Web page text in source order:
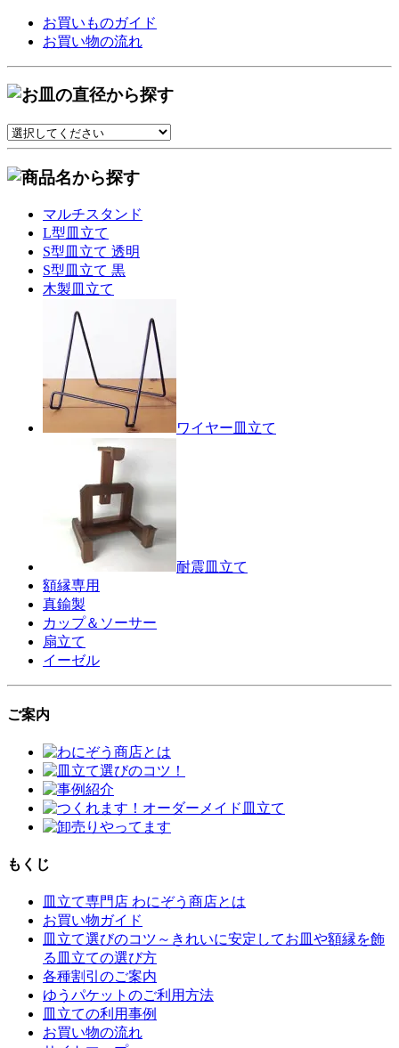
お買いものガイド
お買い物の流れ
マルチスタンド
L型皿立て
S型皿立て 透明
S型皿立て 黒
木製皿立て
ワイヤー皿立て
耐震皿立て
額縁専用
真鍮製
カップ＆ソーサー
扇立て
イーゼル
ご案内
もくじ
皿立て専門店 わにぞう商店とは
お買い物ガイド
皿立て選びのコツ～きれいに安定してお皿や額縁を飾
る皿立ての選び方
各種割引のご案内
ゆうパケットのご利用方法
皿立ての利用事例
お買い物の流れ